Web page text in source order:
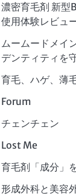
濃密育毛剤 新型
使用体験レビュ
ムームードメイ
デンティティを
育毛、ハゲ、薄
Forum
チェンチェン
Lost Me
育毛剤「成分」
形成外科と美容